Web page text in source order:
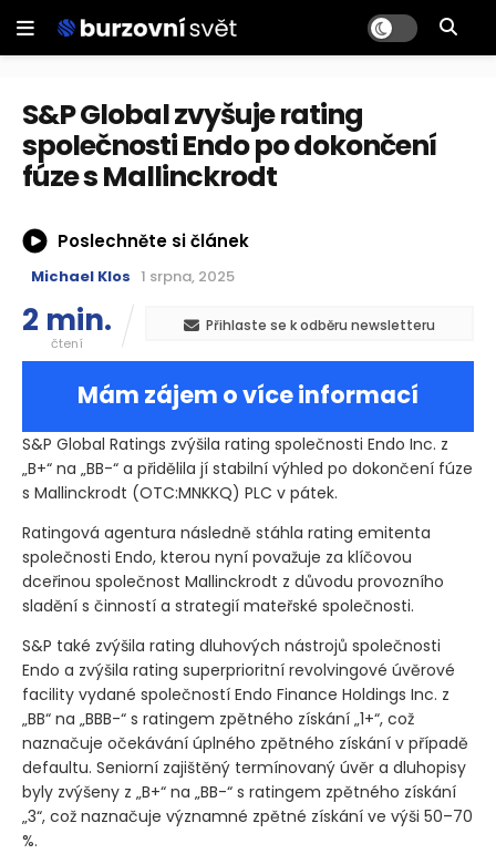
S&P Global zvyšuje rating
společnosti Endo po dokončení
fúze s Mallinckrodt
Poslechněte si článek
Michael Klos 1 srpna, 2025
2 min.
čtení
Přihlaste se k odběru newsletteru
Mám zájem o více informací
S&P Global Ratings zvýšila rating společnosti Endo Inc. z
„B+“ na „BB-“ a přidělila jí stabilní výhled po dokončení fúze
s Mallinckrodt (OTC:MNKKQ) PLC v pátek.
Ratingová agentura následně stáhla rating emitenta
společnosti Endo, kterou nyní považuje za klíčovou
dceřinou společnost Mallinckrodt z důvodu provozního
sladění s činností a strategií mateřské společnosti.
S&P také zvýšila rating dluhových nástrojů společnosti
Endo a zvýšila rating superprioritní revolvingové úvěrové
facility vydané společností Endo Finance Holdings Inc. z
„BB“ na „BBB-“ s ratingem zpětného získání „1+“, což
naznačuje očekávání úplného zpětného získání v případě
defaultu. Seniorní zajištěný termínovaný úvěr a dluhopisy
byly zvýšeny z „B+“ na „BB-“ s ratingem zpětného získání
„3“, což naznačuje významné zpětné získání ve výši 50–70
%.